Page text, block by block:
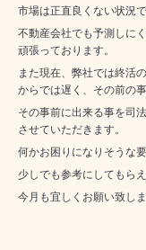
市場は正直良くない状況
不動産会社でも予測しに
頑張っております。
また現在、弊社では終活
からでは遅く、その前の
その事前に出来る事を司
させていただきます。
何かお困りになりそうな
少しでも参考にしてもら
今月も宜しくお願い致しま